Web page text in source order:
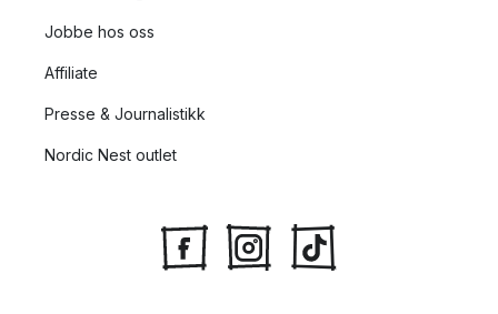
Jobbe hos oss
Affiliate
Presse & Journalistikk
Nordic Nest outlet